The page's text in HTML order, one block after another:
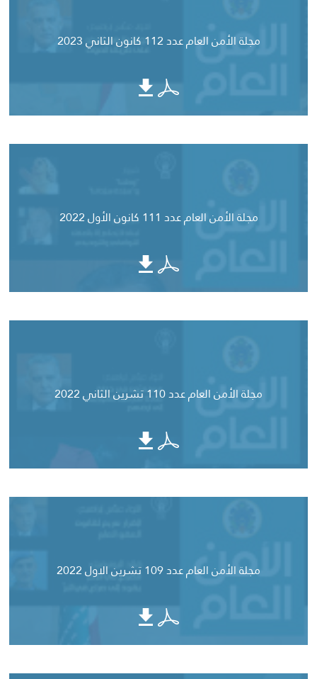
مجلة الأمن العام عدد 112 كانون الثاني 2023
مجلة الأمن العام عدد 111 كانون الأول 2022
مجلة الأمن العام عدد 110 تشرين الثاني 2022
مجلة الأمن العام عدد 109 تشرين الاول 2022